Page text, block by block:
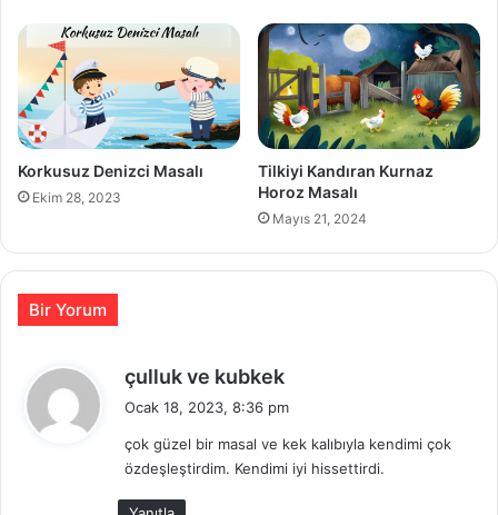
Korkusuz Denizci Masalı
Ekim 28, 2023
Tilkiyi Kandıran Kurnaz
Horoz Masalı
Mayıs 21, 2024
Bir Yorum
çulluk ve kubkek
i
k
Ocak 18, 2023, 8:36 pm
çok güzel bir masal ve kek kalıbıyla kendimi çok
özdeşleştirdim. Kendimi iyi hissettirdi.